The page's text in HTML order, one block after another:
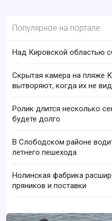
Популярное на портале
Над Кировской областью
Скрытая камера на пляже
вытворяют, когда их не
Ролик длится несколько
будете долго
В Слободском районе
летнего пешехода
Нолинская фабрика
пряников и поставки